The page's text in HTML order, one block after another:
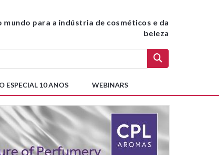
mundo para a indústria de cosméticos e da
beleza
ESPECIAL 10 ANOS WEBINARS